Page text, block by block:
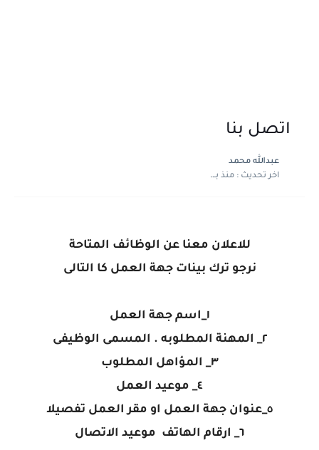
اتصل بنا
عبدالله محمد
اخر تحديث :منذ بضع اعوام
للاعلان معنا عن الوظائف المتاحة
نرجو ترك بينات جهة العمل كا التالى
١_اسم جهة العمل
٢_ المهنة المطلوبه . المسمى الوظيفى
٣_ المؤاهل المطلوب
٤_ موعيد العمل
٥_عنوان جهة العمل او مقر العمل تفصيلا
٦_ ارقام الهاتف موعيد الاتصال